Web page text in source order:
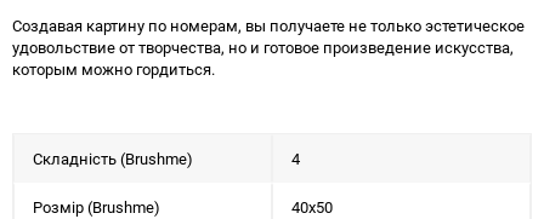
Создавая картину по номерам, вы получаете не только эстетическое
удовольствие от творчества, но и готовое произведение искусства,
которым можно гордиться.
Складність (Brushme) 4
Розмір (Brushme) 40x50